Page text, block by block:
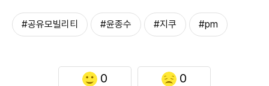
#공유모빌리티 #윤종수 #지쿠 #pm
0 0